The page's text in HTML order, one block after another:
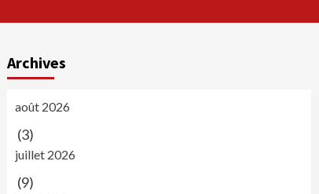
Archives
août 2026
(3)
juillet 2026
(9)